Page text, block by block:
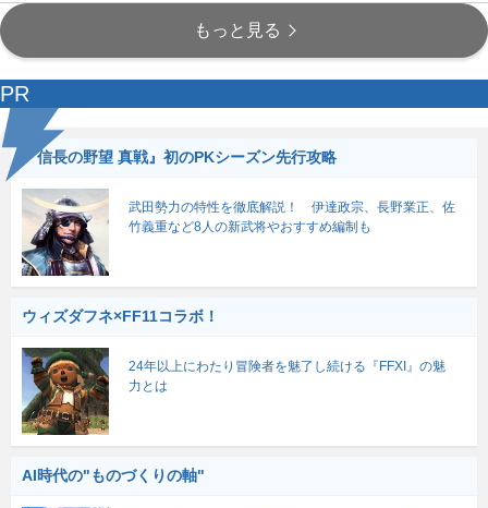
もっと見る
PR
『信長の野望 真戦』初のPKシーズン先行攻略
武田勢力の特性を徹底解説！ 伊達政宗、長野業正、佐
竹義重など8人の新武将やおすすめ編制も
ウィズダフネ×FF11コラボ！
24年以上にわたり冒険者を魅了し続ける『FFXI』の魅
力とは
AI時代の"ものづくりの軸"